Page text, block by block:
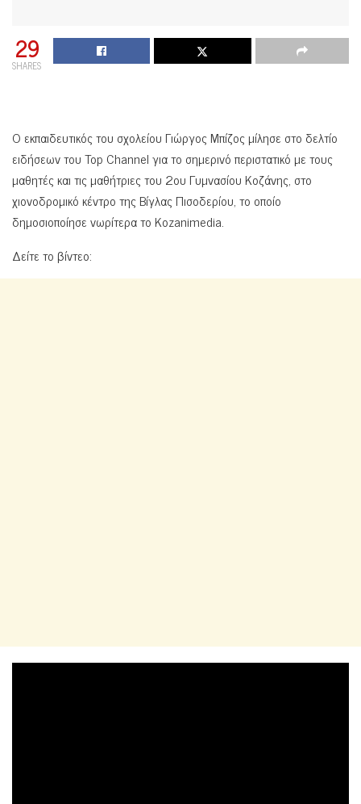
29
SHARES
Ο εκπαιδευτικός του σχολείου Γιώργος Μπίζος μίλησε στο δελτίο
ειδήσεων του Top Channel για το σημερινό περιστατικό με τους
μαθητές και τις μαθήτριες του 2ου Γυμνασίου Κοζάνης, στο
χιονοδρομικό κέντρο της Βίγλας Πισοδερίου, το οποίο
δημοσιοποίησε νωρίτερα το Kozanimedia.
Δείτε το βίντεο: